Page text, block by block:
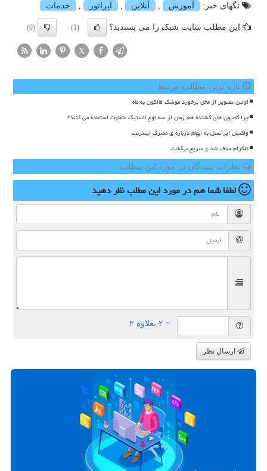
تگهای خبر: آموزش آنلاین اپراتور خدمات
این مطلب سایت شیک را می پسندید؟ (1)
(0)
X
تازه ترین مطالب مرتبط
اولین تصویر از محل برخورد موشک فالکون به ماه
چرا کامیون های کشنده هم زمان از سه نوع لاستیک متفاوت استفاده می کنند؟
واکنش ایرانسل به ابهام درباره ی مصرف اینترنت
تلگرام حذف شد و سریع برگشت
نظرات بینندگان در مورد این مطلب
لطفا شما همدر مورد این مطلبنظر دهید
= ۲ بعلاوه ۳
ارسال نظر